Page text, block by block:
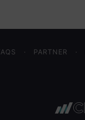
PARTNER